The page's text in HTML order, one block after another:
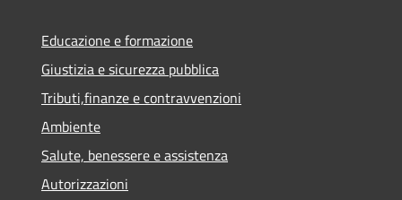
Educazione e formazione
Giustizia e sicurezza pubblica
Tributi,finanze e contravvenzioni
Ambiente
Salute, benessere e assistenza
Autorizzazioni